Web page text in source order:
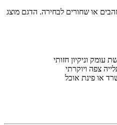
או שחורים לבחירה. הדגם מוצג
עומק וניקיון חזותי
צפה ויוקרתי
או פינת אוכל